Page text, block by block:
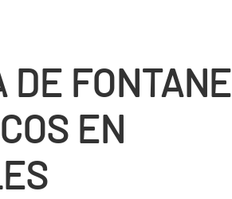
DE
EN